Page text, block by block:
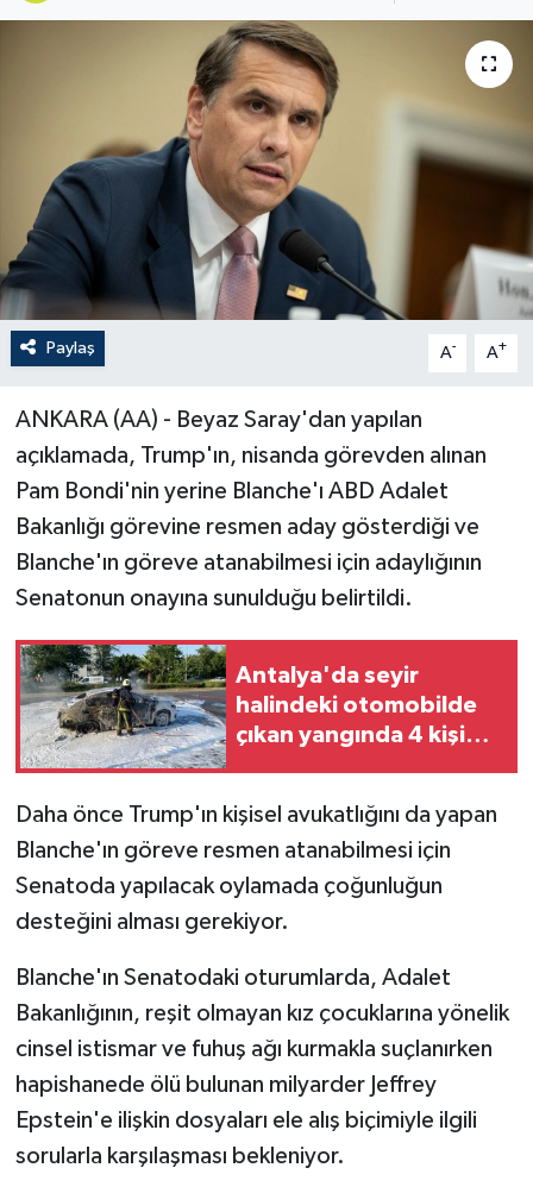
Paylaş A- A+
ANKARA (AA) - Beyaz Saray'dan yapılan
açıklamada, Trump'ın, nisanda görevden alınan
Pam Bondi'nin yerine Blanche'ı ABD Adalet
Bakanlığı görevine resmen aday gösterdiği ve
Blanche'ın göreve atanabilmesi için adaylığının
Senatonun onayına sunulduğu belirtildi.
Antalya'da seyir
halindeki otomobilde
çıkan yangında 4 kişi
Daha önce Trump'ın kişisel avukatlığını da yapan
Blanche'ın göreve resmen atanabilmesi için
Senatoda yapılacak oylamada çoğunluğun
desteğini alması gerekiyor.
Blanche'ın Senatodaki oturumlarda, Adalet
Bakanlığının, reşit olmayan kız çocuklarına yönelik
cinsel istismar ve fuhuş ağı kurmakla suçlanırken
hapishanede ölü bulunan milyarder Jeffrey
Epstein'e ilişkin dosyaları ele alış biçimiyle ilgili
sorularla karşılaşması bekleniyor.